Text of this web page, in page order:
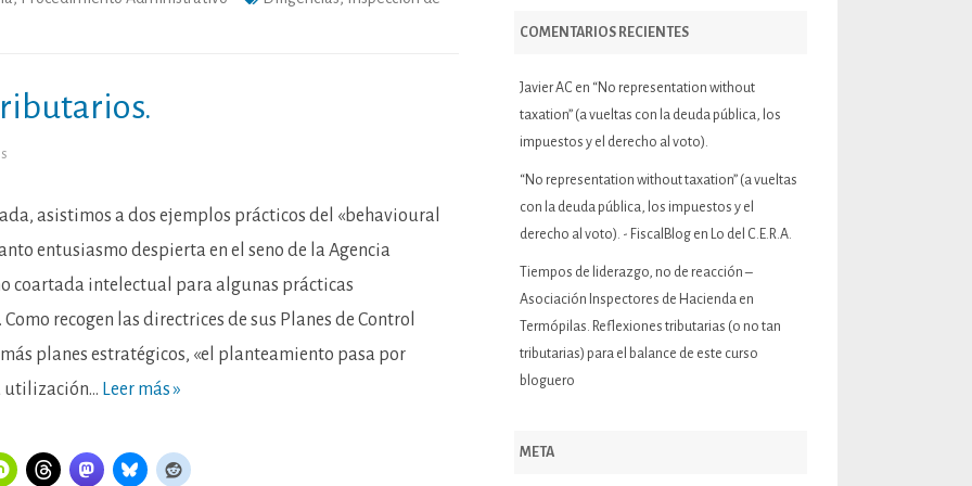
tributarios.asistimos a dos ejemplos prácticos del «behavioural
entusiasmo despierta en el seno de la Agencia
coartada intelectual para algunas prácticas
recogen las directrices de sus Planes de Control
planes estratégicos, «el planteamiento pasa por
utilización… Leer más »
COMENTARIOS RECIENTES
Javier AC en “No representation without
taxation” (a vueltas con la deuda pública, los
impuestos y el derecho al voto).
“No representation without taxation” (a vueltas
con la deuda pública, los impuestos y el
derecho al voto). - FiscalBlogen Lo del C.E.R.A.
Tiempos de liderazgo, no de reacción –
Asociación Inspectores de Haciendaen
Termópilas. Reflexiones tributarias (o no tan
tributarias) para el balance de este curso
bloguero
META